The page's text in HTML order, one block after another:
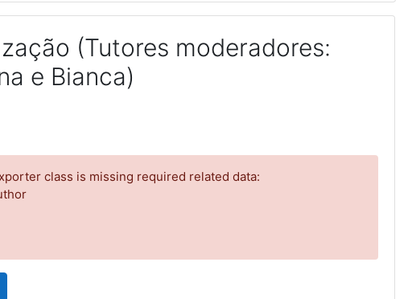
(Tutores moderadores:
e Bianca)
class is missing required related data: